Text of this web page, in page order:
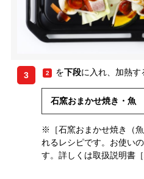
3 2 を下段に入れ、加熱す
石窯おまかせ焼き・魚
※［石窯おまかせ焼き（
れるレシピです。お使い
す。詳しくは取扱説明書